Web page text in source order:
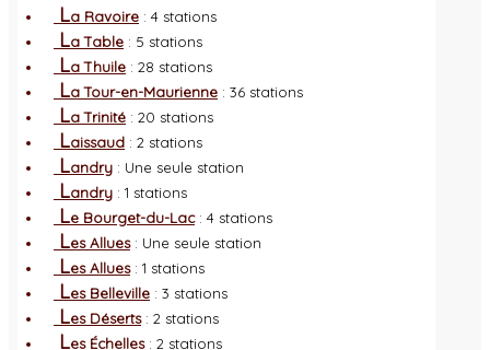
La Ravoire : 4 stations
La Table : 5 stations
La Thuile : 28 stations
La Tour-en-Maurienne : 36 stations
La Trinité : 20 stations
Laissaud : 2 stations
Landry : Une seule station
Landry : 1 stations
Le Bourget-du-Lac: 4 stations
Les Allues: Une seule station
Les Allues: 1 stations
Les Belleville : 3 stations
Les Déserts: 2 stations
Les Échelles: 2 stations